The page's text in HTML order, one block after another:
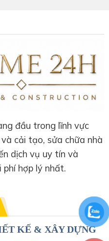
đầu trong lĩnh vực
cải tạo, sửa chữa nhà
dịch vụ uy tín và
phí hợp lý nhất.
KẾ & XÂY DỰNG